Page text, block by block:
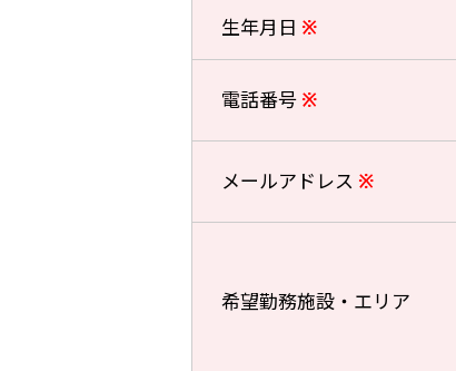
生年月日 ※
電話番号 ※
メールアドレス ※
希望勤務施設・エリア